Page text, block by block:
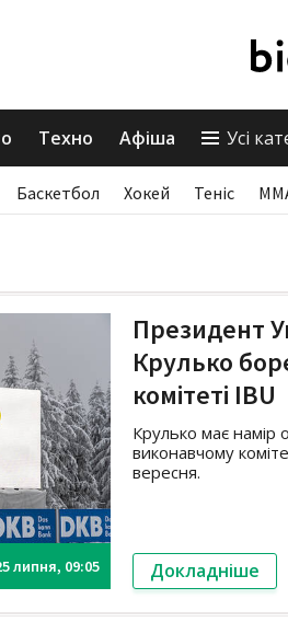
Техно Афіша Усі
Баскетбол Хокей Теніс
липня, 09:05
Президент
Крулько
комітеті IBU
Крулько має намір
виконавчому
вересня.
Докладніше